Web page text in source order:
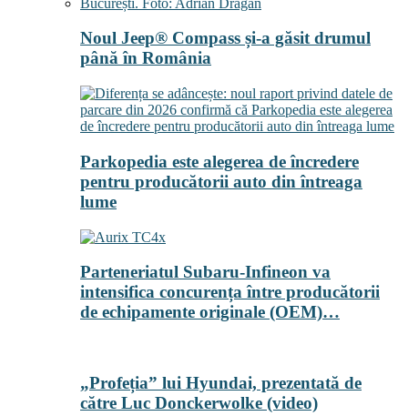
Noul Jeep® Compass și-a găsit drumul
până în România
Parkopedia este alegerea de încredere
pentru producătorii auto din întreaga
lume
Parteneriatul Subaru-Infineon va
intensifica concurența între producătorii
de echipamente originale (OEM)…
„Profeția” lui Hyundai, prezentată de
către Luc Donckerwolke (video)